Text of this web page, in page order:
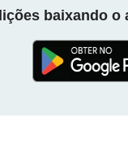
baixando o